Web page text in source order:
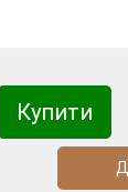
Купити